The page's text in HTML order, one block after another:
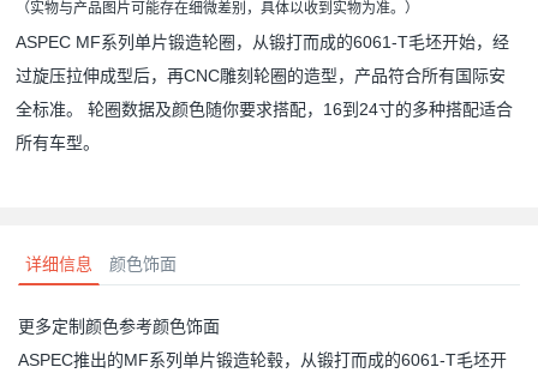
（实物与产品图片可能存在细微差别，具体以收到实物为准。）
ASPEC MF系列单片锻造轮圈，从锻打而成的6061-T毛坯开始，经
过旋压拉伸成型后，再CNC雕刻轮圈的造型，产品符合所有国际安
全标准。 轮圈数据及颜色随你要求搭配，16到24寸的多种搭配适合
所有车型。
详细信息 颜色饰面
更多定制颜色参考颜色饰面
ASPEC推出的MF系列单片锻造轮毂，从锻打而成的6061-T毛坯开